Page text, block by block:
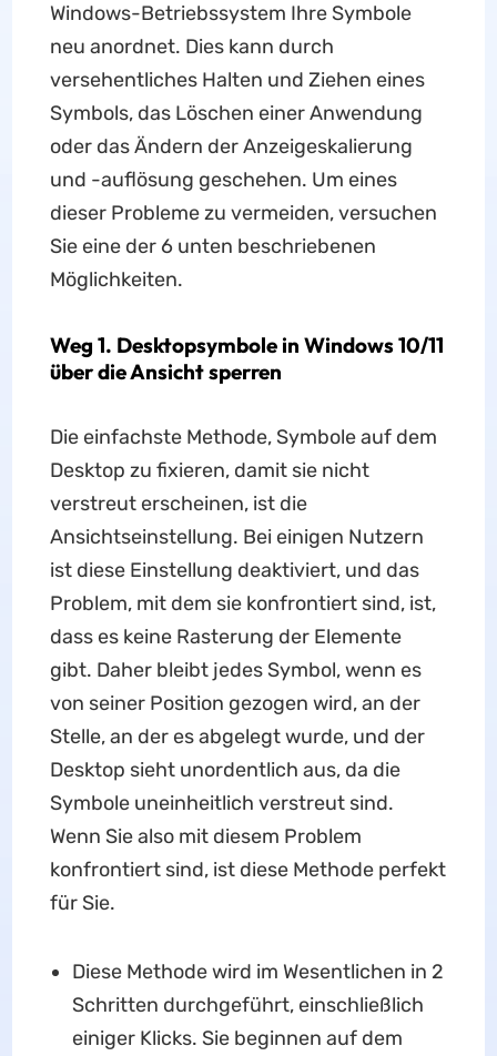
Windows-Betriebssystem Ihre Symbole
neu anordnet. Dies kann durch
versehentliches Halten und Ziehen eines
Symbols, das Löschen einer Anwendung
oder das Ändern der Anzeigeskalierung
und -auflösung geschehen. Um eines
dieser Probleme zu vermeiden, versuchen
Sie eine der 6 unten beschriebenen
Möglichkeiten.
Weg 1. Desktopsymbole in Windows 10/11
über die Ansicht sperren
Die einfachste Methode, Symbole auf dem
Desktop zu fixieren, damit sie nicht
verstreut erscheinen, ist die
Ansichtseinstellung. Bei einigen Nutzern
ist diese Einstellung deaktiviert, und das
Problem, mit dem sie konfrontiert sind, ist,
dass es keine Rasterung der Elemente
gibt. Daher bleibt jedes Symbol, wenn es
von seiner Position gezogen wird, an der
Stelle, an der es abgelegt wurde, und der
Desktop sieht unordentlich aus, da die
Symbole uneinheitlich verstreut sind.
Wenn Sie also mit diesem Problem
konfrontiert sind, ist diese Methode perfekt
für Sie.
Diese Methode wird im Wesentlichen in 2
Schritten durchgeführt, einschließlich
einiger Klicks. Sie beginnen auf dem